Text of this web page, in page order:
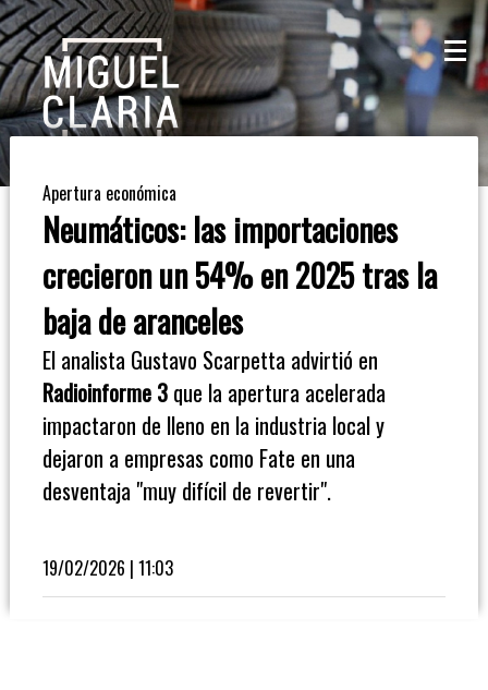
La
Mesa
Café
Columna
Opinión
Radioinforme
Fútbol
Biblioteca
Apertura económica
Neumáticos: las importaciones
crecieron un 54% en 2025 tras la
baja de aranceles
El analista Gustavo Scarpetta advirtió en
Radioinforme 3que la apertura acelerada
impactaron de lleno en la industria local y
dejaron a empresas como Fate en una
desventaja "muy difícil de revertir".
19/02/2026 | 11:03